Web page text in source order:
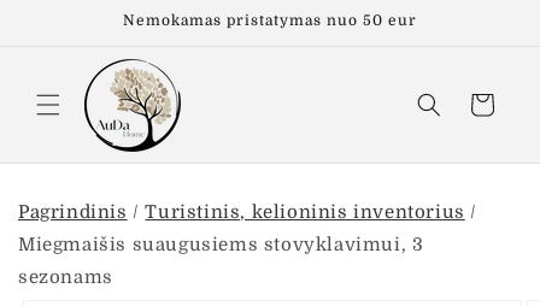
Nemokamas pristatymas nuo 50 eur
Krepšelis
Pagrindinis /Turistinis, kelioninis inventorius /
Miegmaišis suaugusiems stovyklavimui, 3
sezonams